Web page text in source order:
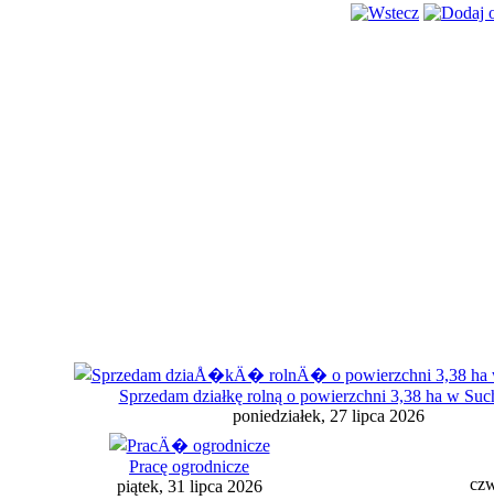
Sprzedam działkę rolną o powierzchni 3,38 ha w
poniedziałek, 27 lipca 2026
Pracę ogrodnicze
piątek, 31 lipca 2026